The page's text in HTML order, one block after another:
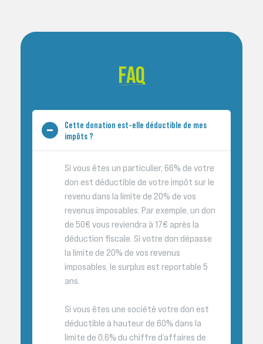
FAQ
Cette donation est-elle déductible de mes
impôts ?
Si vous êtes un particulier, 66% de votre
don est déductible de votre impôt sur le
revenu dans la limite de 20% de vos
revenus imposables. Par exemple, un don
de 50€ vous reviendra à 17€ après la
déduction fiscale. Si votre don dépasse
la limite de 20% de vos revenus
imposables, le surplus est reportable 5
ans.
Si vous êtes une société votre don est
déductible à hauteur de 60% dans la
limite de 0,6% du chiffre d’affaires de